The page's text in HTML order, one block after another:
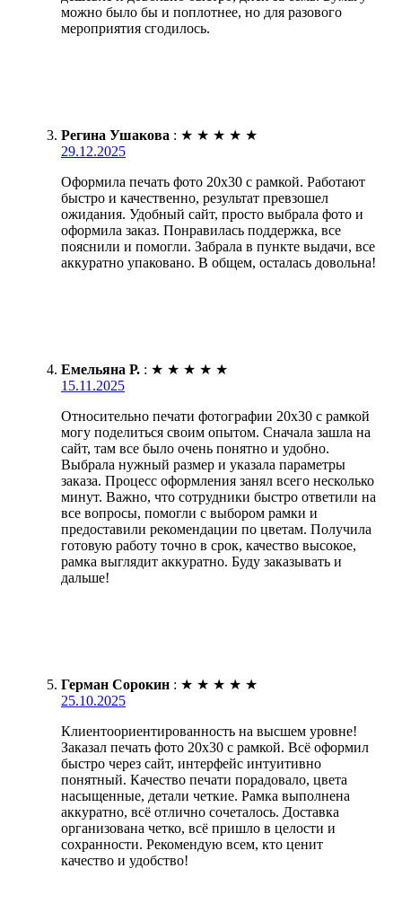
можно было бы и поплотнее, но для разового
мероприятия сгодилось.
Регина Ушакова : ★ ★ ★ ★ ★
29.12.2025
Оформила печать фото 20х30 с рамкой. Работают
быстро и качественно, результат превзошел
ожидания. Удобный сайт, просто выбрала фото и
оформила заказ. Понравилась поддержка, все
пояснили и помогли. Забрала в пункте выдачи, все
аккуратно упаковано. В общем, осталась довольна!
Емельяна Р. : ★ ★ ★ ★ ★
15.11.2025
Относительно печати фотографии 20х30 с рамкой
могу поделиться своим опытом. Сначала зашла на
сайт, там все было очень понятно и удобно.
Выбрала нужный размер и указала параметры
заказа. Процесс оформления занял всего несколько
минут. Важно, что сотрудники быстро ответили на
все вопросы, помогли с выбором рамки и
предоставили рекомендации по цветам. Получила
готовую работу точно в срок, качество высокое,
рамка выглядит аккуратно. Буду заказывать и
дальше!
Герман Сорокин : ★ ★ ★ ★ ★
25.10.2025
Клиентоориентированность на высшем уровне!
Заказал печать фото 20х30 с рамкой. Всё оформил
быстро через сайт, интерфейс интуитивно
понятный. Качество печати порадовало, цвета
насыщенные, детали четкие. Рамка выполнена
аккуратно, всё отлично сочеталось. Доставка
организована четко, всё пришло в целости и
сохранности. Рекомендую всем, кто ценит
качество и удобство!